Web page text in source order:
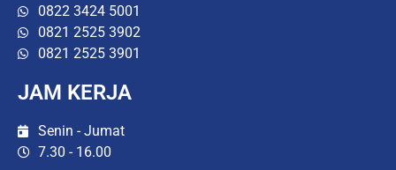
0822 3424 5001
0821 2525 3902
0821 2525 3901
JAM KERJA
Senin - Jumat
7.30 - 16.00